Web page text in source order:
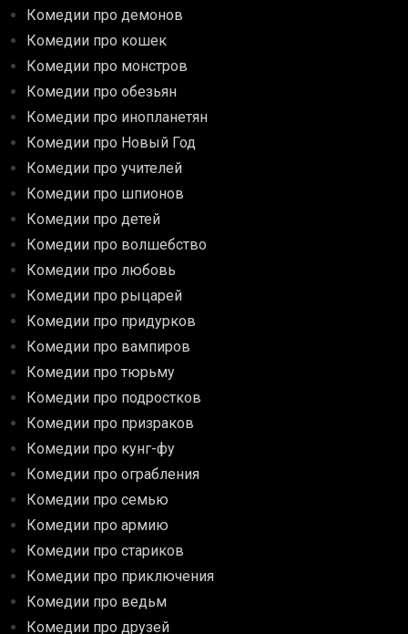
Комедии про демонов
Комедии про кошек
Комедии про монстров
Комедии про обезьян
Комедии про инопланетян
Комедии про Новый Год
Комедии про учителей
Комедии про шпионов
Комедии про детей
Комедии про волшебство
Комедии про любовь
Комедии про рыцарей
Комедии про придурков
Комедии про вампиров
Комедии про тюрьму
Комедии про подростков
Комедии про призраков
Комедии про кунг-фу
Комедии про ограбления
Комедии про семью
Комедии про армию
Комедии про стариков
Комедии про приключения
Комедии про ведьм
Комедии про друзей